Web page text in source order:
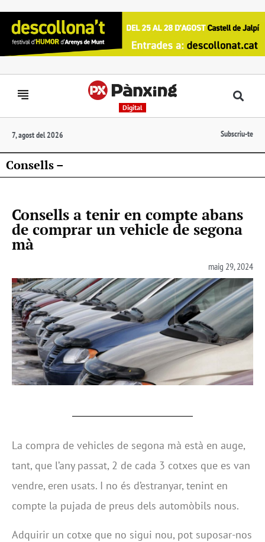
Digital
7, agost del 2026 Subscriu-te
Consells –
Consells a tenir en compte abans
de comprar un vehicle de segona
mà
maig 29, 2024
La compra de vehicles de segona mà està en auge,
tant, que l’any passat, 2 de cada 3 cotxes que es van
vendre, eren usats. I no és d’estranyar, tenint en
compte la pujada de preus dels automòbils nous.
Adquirir un cotxe que no sigui nou, pot suposar-nos